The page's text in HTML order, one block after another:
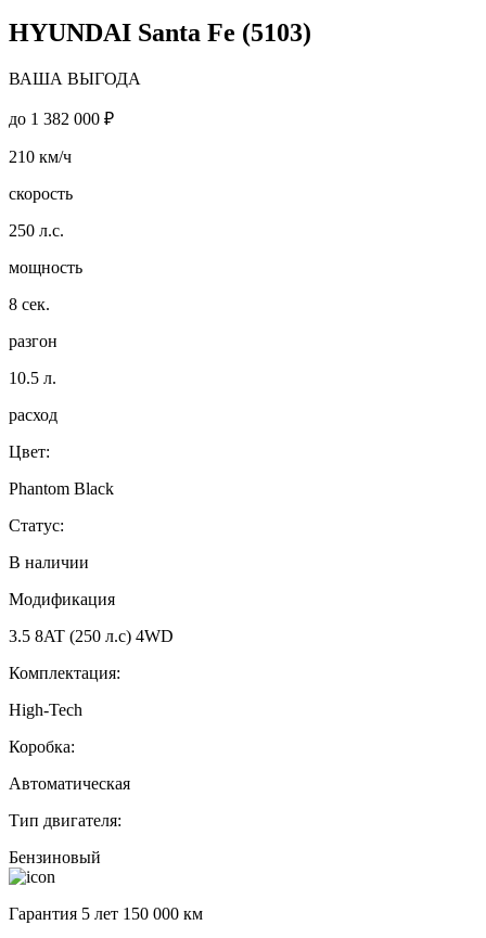
HYUNDAI Santa Fe (5103)
ВАША ВЫГОДА
до 1 382 000 ₽
210 км/ч
скорость
250 л.с.
мощность
8 сек.
разгон
10.5 л.
расход
Цвет:
Phantom Black
Статус:
В наличии
Модификация
3.5 8AT (250 л.с) 4WD
Комплектация:
High-Tech
Коробка:
Автоматическая
Тип двигателя:
Бензиновый
Гарантия 5 лет 150 000 км